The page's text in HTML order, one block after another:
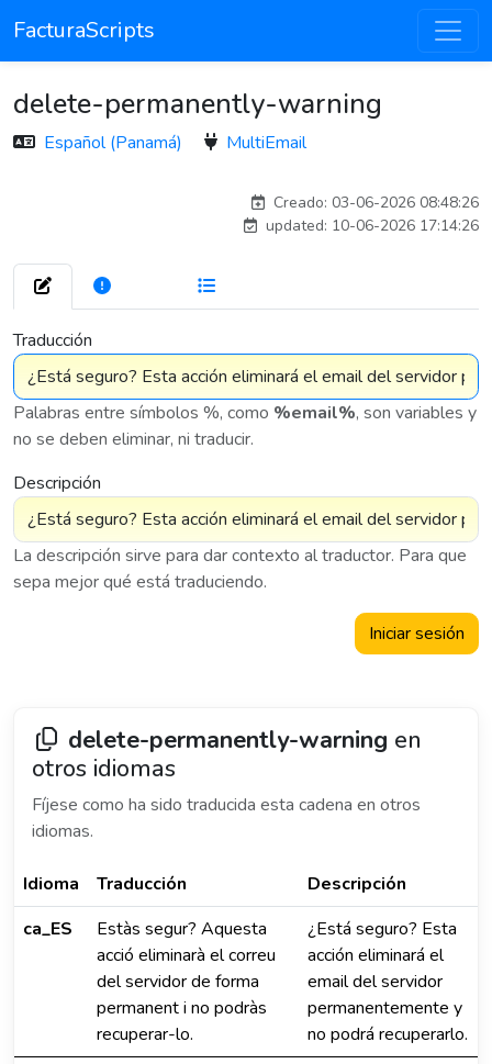
FacturaScripts
delete-permanently-warning
Español (Panamá) MultiEmail
Creado: 03-06-2026 08:48:26
updated: 10-06-2026 17:14:26
Traducción
Palabras entre símbolos %, como %email%, son variables y
no se deben eliminar, ni traducir.
Descripción
La descripción sirve para dar contexto al traductor. Para que
sepa mejor qué está traduciendo.
Iniciar sesión
delete-permanently-warning en
otros idiomas
Fíjese como ha sido traducida esta cadena en otros
idiomas.
Idioma Traducción
Descripción
ca_ES
Estàs segur? Aquesta
acció eliminarà el correu
del servidor de forma
permanent i no podràs
recuperar-lo.
¿Está seguro? Esta
acción eliminará el
email del servidor
permanentemente y
no podrá recuperarlo.